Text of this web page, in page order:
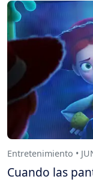
Entretenimiento •
Cuando las